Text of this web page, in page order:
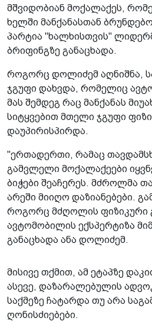
მშვიდობიან მოქალაქეს,
ხელში მანქანასთან
პარტია "ხალხისთვის"
ბრიფინგზე განაცხადა.
როგორც დოლიძემ აღნიშნა,
ჯგუფი დახვდა, რომელიც
მას შემდეგ რაც მანქანას
სიტყვებით მთელი ჯგუფი
დაუპირისპირდა.
"ერთადერთი, რამაც
გამვლელი მოქალაქეები
ბიჭები შეაჩერეს. მძროლმა
არეში მიიღო დაზიანებები.
როგორც მძღოლის ფიზიკური
ავტომობილის ექსპერტიზა
განაცხადა ანა დოლიძემ.
მისივე თქმით, ამ ეტაპზე
ასევე, დაზარალებულის
საქმეზე ჩატარდა თუ არა
ღონისძიებები.